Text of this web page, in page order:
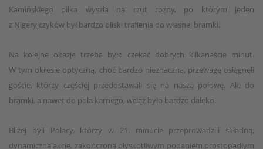
Kamińskiego piłka wyszła na rzut rożny, po którym jeden
z Nigeryjczyków był bardzo bliski trafienia do własnej bramki.
Na kolejne okazje trzeba było czekać dobrych kilkanaście minut.
W tym okresie optyczną, choć bardzo nieznaczną, przewagę osiągnęli
goście, którzy częściej przedostawali się na naszą połowę. Ale do
bramki, a nawet do pola karnego, wciąż było bardzo daleko.
Bliżej byli Polacy, którzy w 21. minucie przeprowadzili składną,
dynamiczną akcję, zakończoną błyskotliwym podaniem prostopadłym